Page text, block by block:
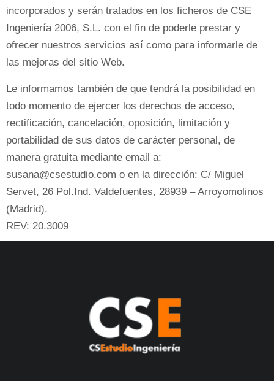
incorporados y serán tratados en los ficheros de CSE
Ingeniería 2006, S.L. con el fin de poderle prestar y
ofrecer nuestros servicios así como para informarle de
las mejoras del sitio Web.
Le informamos también de que tendrá la posibilidad en
todo momento de ejercer los derechos de acceso,
rectificación, cancelación, oposición, limitación y
portabilidad de sus datos de carácter personal, de
manera gratuita mediante email a:
susana@csestudio.com o en la dirección: C/ Miguel
Servet, 26 Pol.Ind. Valdefuentes, 28939 – Arroyomolinos
(Madrid).
REV: 20.3009